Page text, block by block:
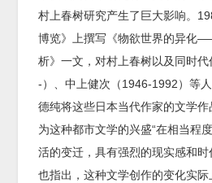
村上春树研究产生了巨大影响。
博览》上撰写《物欲世界的异化
析》一文，对村上春树以及同时
-）、中上健次（1946-1992）等
德纯将这些日本当代作家的文学作
为这种都市文学的兴盛“在相当程
活的变迁，具有强烈的现实感和时
也指出，这种文学创作的变化实际